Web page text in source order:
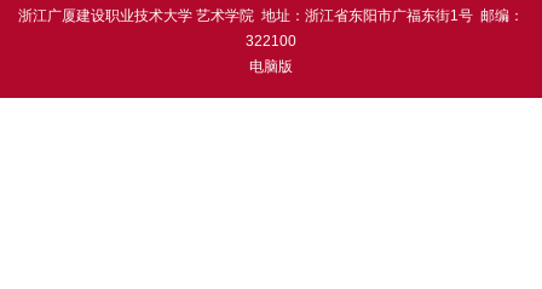
浙江广厦建设职业技术大学 艺术学院 地址：浙江省东阳市广福东街1号 邮编：
322100
电脑版